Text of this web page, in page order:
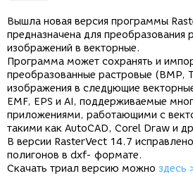
Вышла новая версия программы
предназначена для преобразования
изображений в векторные.
Программа может сохранять и
преобразованные растровые (BMP,
изображения в следующие
EMF, EPS и AI, поддерживаемые
приложениями, работающими с
такими как AutoCAD, Corel Draw и
В версии RasterVect 14.7
полигонов в dxf- формате.
Скачать триал версию можно здесь